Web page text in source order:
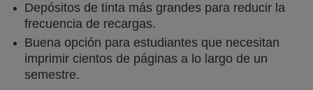
Depósitos de tinta más grandes para reducir la
frecuencia de recargas.
Buena opción para estudiantes que necesitan
imprimir cientos de páginas a lo largo de un
semestre.